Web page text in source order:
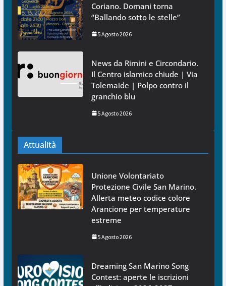
Coriano. Domani torna
“Ballando sotto le stelle”
5 Agosto 2026
News da Rimini e Circondario.
Il Centro islamico chiude | Via
Tolemaide | Polpo contro il
granchio blu
5 Agosto 2026
Attualità
Unione Volontariato
Protezione Civile San Marino.
Allerta meteo codice colore
Arancione per temperature
estreme
5 Agosto 2026
Dreaming San Marino Song
Contest: aperte le iscrizioni